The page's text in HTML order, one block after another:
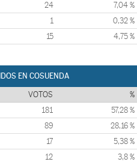
24 7,04 %
1 0,32 %
15 4,75 %
EN COSUENDA
VOTOS %
181 57,28 %
89 28,16 %
17 5,38 %
12 3,8 %